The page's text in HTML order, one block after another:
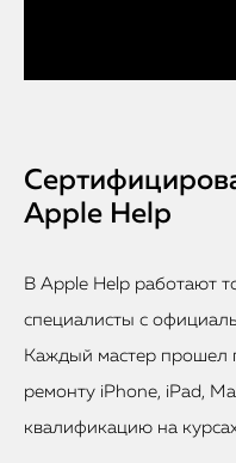
Apple Help
В Apple Help работают
специалисты с
Каждый мастер прошел
ремонту iPhone, iPad,
квалификацию на